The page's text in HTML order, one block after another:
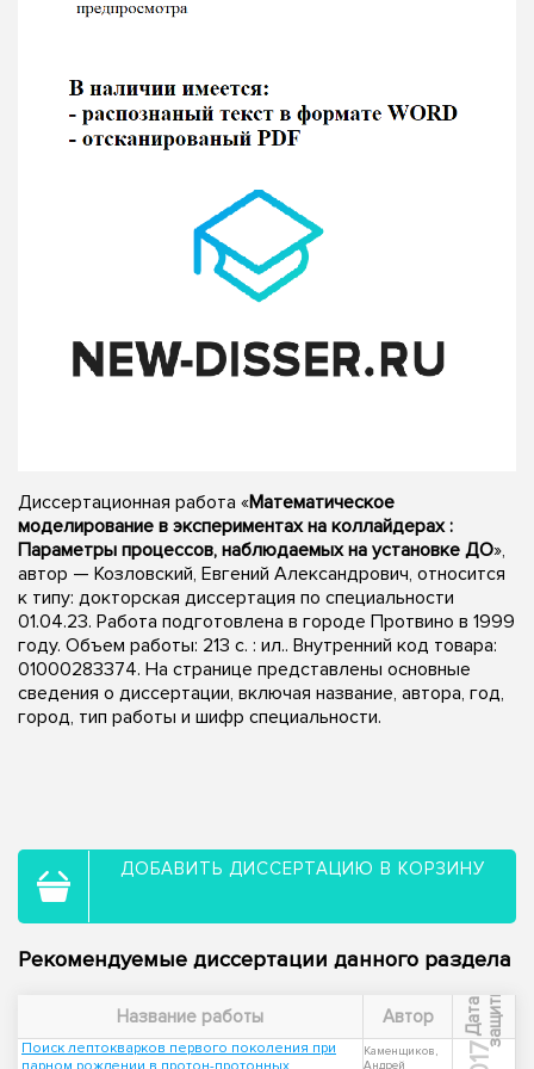
Диссертационная работа «Математическое
моделирование в экспериментах на коллайдерах :
Параметры процессов, наблюдаемых на установке ДО»,
автор — Козловский, Евгений Александрович, относится
к типу: докторская диссертация по специальности
01.04.23. Работа подготовлена в городе Протвино в 1999
году. Объем работы: 213 с. : ил.. Внутренний код товара:
01000283374. На странице представлены основные
сведения о диссертации, включая название, автора, год,
город, тип работы и шифр специальности.
ДОБАВИТЬ ДИССЕРТАЦИЮ В КОРЗИНУ
Рекомендуемые диссертации данного раздела
Название работы Автор Д
а
т
а
з
а
щ
и
т ы
Поиск лептокварков первого поколения при
Каменщиков,
Андрей